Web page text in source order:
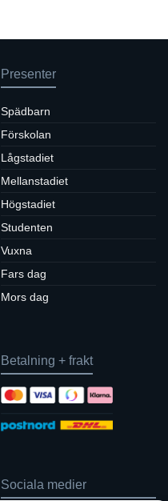
Presenter
Spädbarn
Förskolan
Lågstadiet
Mellanstadiet
Högstadiet
Studenten
Vuxna
Fars dag
Mors dag
Betalning + frakt
Sociala medier